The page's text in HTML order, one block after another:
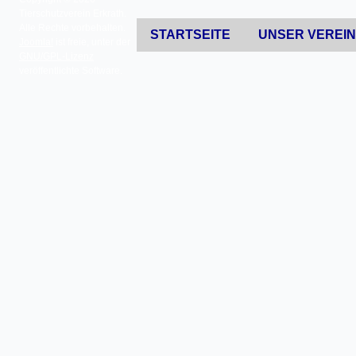
STARTSEITE UNSER VEREIN